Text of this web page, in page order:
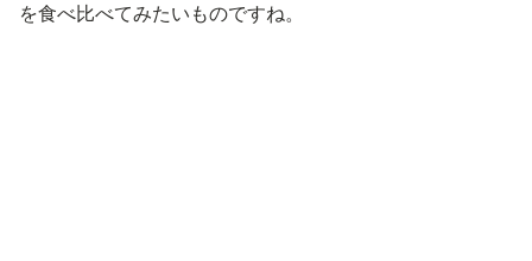
を食べ比べてみたいものですね。